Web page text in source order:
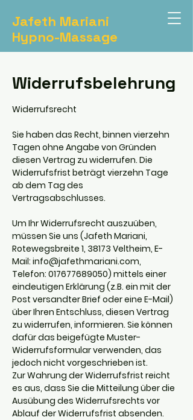
Jafeth Mariani
Hypno-Massage
Widerrufsbelehrung
Widerrufsrecht
Sie haben das Recht, binnen vierzehn
Tagen ohne Angabe von Gründen
diesen Vertrag zu widerrufen. Die
Widerrufsfrist beträgt vierzehn Tage
ab dem Tag des
Vertragsabschlusses.
Um Ihr Widerrufsrecht auszuüben,
müssen Sie uns (Jafeth Mariani,
Rotewegsbreite 1, 38173 Veltheim, E-
Mail: info@jafethmariani.com,
Telefon: 017677689050) mittels einer
eindeutigen Erklärung (z.B. ein mit der
Post versandter Brief oder eine E-Mail)
über Ihren Entschluss, diesen Vertrag
zu widerrufen, informieren. Sie können
dafür das beigefügte Muster-
Widerrufsformular verwenden, das
jedoch nicht vorgeschrieben ist.
Zur Wahrung der Widerrufsfrist reicht
es aus, dass Sie die Mitteilung über die
Ausübung des Widerrufsrechts vor
Ablauf der Widerrufsfrist absenden.